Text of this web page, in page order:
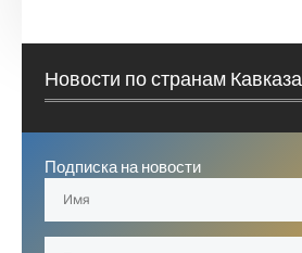
Новости по странам Кавказа
Подписка на новости